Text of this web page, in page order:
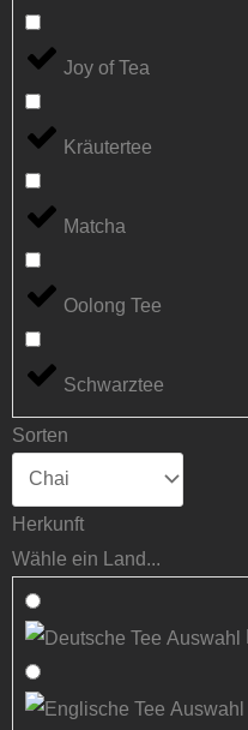
Joy of Tea
Kräutertee
Matcha
Oolong Tee
Schwarztee
Sorten
Herkunft
Wähle ein Land...